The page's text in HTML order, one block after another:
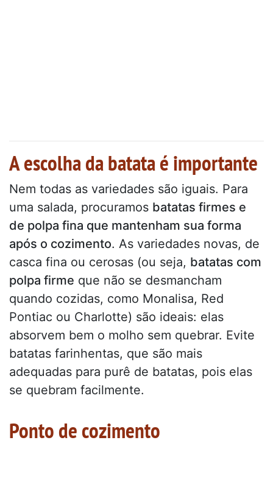
A escolha da batata é importante
Nem todas as variedades são iguais. Para
uma salada, procuramos batatas firmes e
de polpa fina que mantenham sua forma
após o cozimento. As variedades novas, de
casca fina ou cerosas (ou seja, batatas com
polpa firme que não se desmancham
quando cozidas, como Monalisa, Red
Pontiac ou Charlotte) são ideais: elas
absorvem bem o molho sem quebrar. Evite
batatas farinhentas, que são mais
adequadas para purê de batatas, pois elas
se quebram facilmente.
Ponto de cozimento